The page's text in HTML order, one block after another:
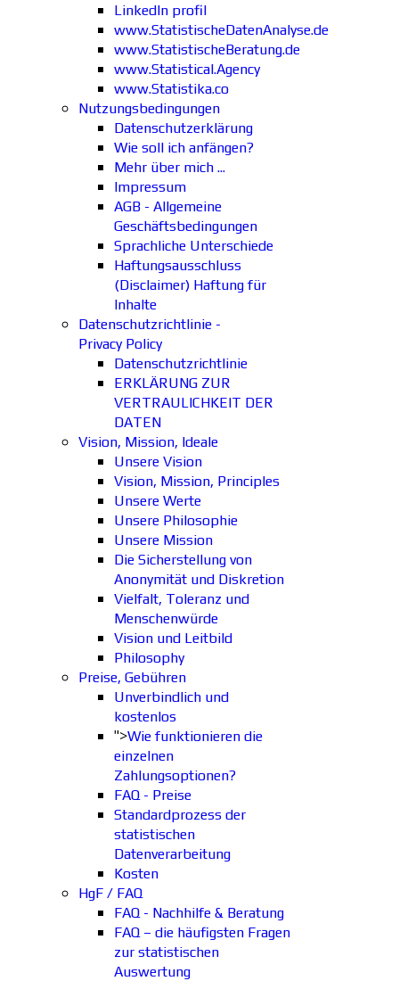
LinkedIn profil
www.StatistischeDatenAnalyse.de
www.StatistischeBeratung.de
www.Statistical.Agency
www.Statistika.co
Nutzungsbedingungen
Datenschutzerklärung
Wie soll ich anfängen?
Mehr über mich ...
Impressum
AGB - Allgemeine
Geschäftsbedingungen
Sprachliche Unterschiede
Haftungsausschluss
(Disclaimer) Haftung für
Inhalte
Datenschutzrichtlinie -
Privacy Policy
Datenschutzrichtlinie
ERKLÄRUNG ZUR
VERTRAULICHKEIT DER
DATEN
Vision, Mission, Ideale
Unsere Vision
Vision, Mission, Principles
Unsere Werte
Unsere Philosophie
Unsere Mission
Die Sicherstellung von
Anonymität und Diskretion
Vielfalt, Toleranz und
Menschenwürde
Vision und Leitbild
Philosophy
Preise, Gebühren
Unverbindlich und
kostenlos
">Wie funktionieren die
einzelnen
Zahlungsoptionen?
FAQ - Preise
Standardprozess der
statistischen
Datenverarbeitung
Kosten
HgF / FAQ
FAQ - Nachhilfe & Beratung
FAQ – die häufigsten Fragen
zur statistischen
Auswertung